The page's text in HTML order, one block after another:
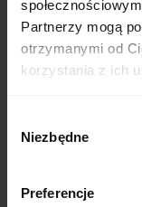
Partnerzy mogą
otrzymanymi od
korzystania z ich
zgody
Niezbędne
Preferencje
Angielski
Przejdź do